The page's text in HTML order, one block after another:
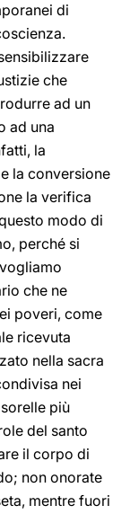
di
che
ad un
ad una
la
la conversione
la verifica
modo di
perché si
che ne
poveri, come
ricevuta
nella sacra
nei
più
del santo
il corpo di
non onorate
mentre fuori